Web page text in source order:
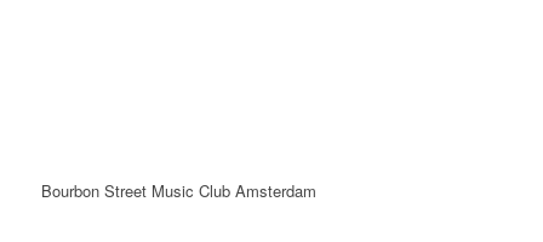
Bourbon Street Music Club Amsterdam